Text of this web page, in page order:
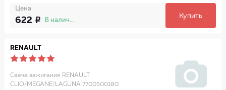
Цена
622 В наличии
Купить
RENAULT
Свеча зажигания RENAULT
CLIO/MEGANE/LAGUNA 7700500180